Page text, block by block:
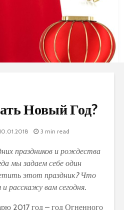
Новый Год?
3 min read
праздников и рождества
мы задаем себе один
этот праздник? Что
расскажу вам сегодня.
2017 год – год Огненного